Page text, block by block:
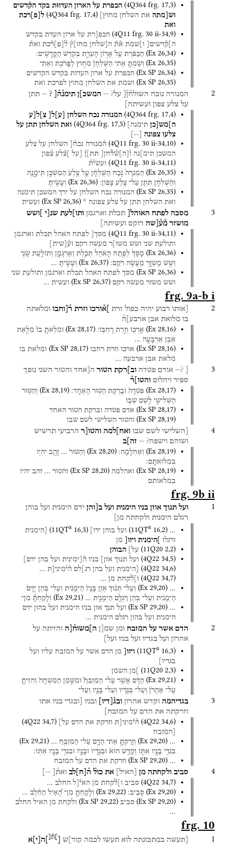
(4Q364 frg. 17,3) הכפרת על הארון העדוות בקד הק֯דשים
וש[מתה את השלחן מחוץ] (4Q364 frg. 17,4) ל פ רכת
ואת
(4Q11 frg. 30 ii-34,9) הכפ[רת על ארון העדת בקדש
ה]ק֯דשים[
ו]שמת א֯ת֯ ה[שלחן מחו]ץ֯ ל֯ פ ר֯כת ואת֯
(Ex 26,34) הַכַּפֹּ֔רֶת עַ֖ל אֲר֣וֹן הָעֵדֻ֑ת בְּקֹ֖דֶשׁ הַקֳּדָשִֽׁים׃
(Ex 26,35) וְשַׂמְתָּ֤ אֶת־ הַשֻּׁלְחָן֙ מִח֣וּץ לַפָּרֹ֔כֶת וְאֶת־
(Ex SP 26,34) הכפרת על ארון העדות בקדש הקדשים
(Ex SP 26,35) ושמת את השלחן מחוץ לפרכת ואת
2 המנורה נוכח השולח֯ן֯[ על? -- המשכ]ן תימנ֯ה֯[ ? -- תתן
על צלע צפון ועשיתה]
(4Q364 frg. 17,4) המנורה נכח השלחן ע ל[
צ]ל[ע
ה]מש[כן תימנה] (4Q364 frg. 17,5) ואת השלחן תתן על
צלעו צפונה --
(4Q11 frg. 30 ii-34,10) ה֯מנורה נכח֯[ השלחן על צלע
המשכן תימ]נה ו֯ ה ש֯ל֯חן[ תת]ן֯ [על ]צ֯לע צ֯פון
(4Q11 frg. 30 ii-34,11) ועשי֯ת֯
(Ex 26,35) הַמְּנֹרָה֙ נֹ֣כַח הַשֻּׁלְחָ֔ן עַ֛ל צֶ֥לַע הַמִּשְׁכָּ֖ן תֵּימָ֑נָה
וְהַ֨שֻּׁלְחָ֔ן תִּתֵּ֖ן עַל־ צֶ֥לַע צָפֽוֹן׃ (Ex 26,36) וְעָשִׂ֤יתָ
(Ex SP 26,35) המנורה נכח השלחן על ירך המשכן תימנה
ואת השלחן תתן על צלע צפונה *
(Ex SP 26,36) ועשית
3 מסכה לפתח האוהל[ תכלת וארגמן ותו]לעת שנ[י
]ושש
מושזר מ֯ע֯[שה רוקם ועשיתה]
(4Q11 frg. 30 ii-34,11) מסך[ לפתח האהל תכלת וארגמן
ותולעת שני ושש משז]ר מעשה רקם וע֯ שית
(Ex 26,36) מָסָךְ֙ לְפֶ֣תַח הָאֹ֔הֶל תְּכֵ֧לֶת וְאַרְגָּמָ֛ן וְתוֹלַ֥עַת שָׁנִ֖י
וְשֵׁ֣שׁ מָשְׁזָ֑ר מַעֲשֵׂ֖ה רֹקֵֽם׃ (Ex 26,37) וְעָשִׂ֣יתָ …
(Ex SP 26,36) מסך לפתח האהל תכלת וארגמן ותולעת שני
ושש משזר מעשה רקם (Ex SP 26,37) ועשית …
frg. 9a-b i
2 [אותו רבוע יהיה כפול זרת ]א֯ורכו וזרת ר֯[וחבו ומלאתה
בו מלואת אבן ארבע]ה֯
(Ex 28,16) אָרְכּ֖וֹ וְזֶ֥רֶת רָחְבּֽוֹ׃ (Ex 28,17) וּמִלֵּאתָ֥ בוֹ֙ מִלֻּ֣אַת
אֶ֔בֶן אַרְבָּעָ֖ה …
(Ex SP 28,16) ארכו וזרת רחבו (Ex SP 28,17) ומלאת בו
מלאת אבן ארבעה …
3
[ ?-- אודם פטדה וב]רקת הטור ה[אחד והטור השני נופך
ספיר ויהלום והטו]ר֯
(Ex 28,17) פִּטְדָה֙ וּבָרֶ֔קֶת הַטּ֖וּר הָאֶחָֽד׃ (Ex 28,19)
וְהַטּ֖וּר
הַשְּׁלִישִׁ֑י לֶ֥שֶׁם שְׁב֖וֹ
(Ex SP 28,17) אדם פטדה וברקת הטור האחד
(Ex SP 28,19) והטור השלישי לשם שבו
4 [השלישי לשם שבו ואח]למה והטו[ר הרביעי תרשיש
ושוהם וישפה? -- זה]ב
(Ex 28,19) וְאַחְלָֽמָה׃ (Ex 28,20) וְהַטּוּר֙ … זָהָ֛ב יִהְי֖וּ
בְּמִלּוּאֹתָֽם׃
(Ex SP 28,19) ואהלמה (Ex SP 28,20) והטור … זהב יהיו
במלאותם
frg. 9b ii
1 ועל תנוך אוזן בניו הימנית ועל ב[והן ידם הימנית ועל בוהן
רגלם הימנית ולקחתה מן]
…
(11QTa 16,2) ועל בוהן ידו] (11QTa 16,3)
[הימנית
ורגלו
]הימנית ויזו[ מן
(11Q20 2,2) על] הבוהן
(4Q22 34,5) ועל תנוך אזן] בניו ה֯[ימינית ועל בהן ידם]
(4Q22 34,6) [הימנית ועל בהן רג]לם ה֯י֯מיני[ת …
(4Q22 34,7) ו]ל֯קחת מן …
…
(Ex 29,20) וְעַל־ תְּנ֨וּךְ אֹ֤זֶן בָּנָיו֙ הַיְמָנִ֔ית וְעַל־ בֹּ֤הֶן יָדָם֙
הַיְמָנִ֔ית וְעַל־ בֹּ֥הֶן רַגְלָ֖ם הַיְמָנִ֑ית …
(Ex 29,21) וְלָקַחְתָּ֞ מִן־
…
(Ex SP 29,20) ועל תנך אזן בניו הימנית ועל בהון ידם
הימנית ועל בהון רגלם הימנית …
2 הדם אשר על המזבח ומן שמ[ן ה]משוח֯[ה והזיתה על
אהרון ועל בגדיו ועל בניו ועל]
(11QTa 16,3) ויזו[ מן הדם אשר על המזבח עליו ועל
בגדיו]
(11Q20 2,3) ]מן השמן
(Ex 29,21) הַדָּ֨ם אֲשֶׁ֥ר עַֽל־ הַמִּזְבֵּחַ֮ וּמִשֶּׁ֣מֶן הַמִּשְׁחָה֒ וְהִזֵּיתָ֤
עַֽל־ אַהֲרֹן֙ וְעַל־ בְּגָדָ֔יו וְעַל־ בָּנָ֛יו וְעַל־
3 בגדיהמה וקדש אהרון ובג֯ דיו ובניו [ובגדי בניו אתו
וזרקתה את הדם על המזבח]
(4Q22 34,6) ה֯י֯מיני[ת וזרקת את הדם על] (4Q22 34,7)
[המזבח
…
(Ex 29,20) וְזָרַקְתָּ֧ אֶת־ הַדָּ֛ם עַל־ הַמִּזְבֵּ֖חַ …
(Ex 29,21)
בִּגְדֵ֥י בָנָ֖יו אִתּ֑וֹ וְקָדַ֥שׁ הוּא֙ וּבְגָדָ֔יו וּבָנָ֛יו וּבִגְדֵ֥י בָנָ֖יו אִתּֽוֹ׃
…
(Ex SP 29,20) וזרקת את הדם על המזבח
4 סביב ולקחתה מן האיל את כול֯ ה֯ ח לב ואת֯[ --]
(4Q22 34,7) סביב ו]ל֯קחת מן האי֯[ל החלב …
(Ex 29,20) סָבִֽיב׃ (Ex 29,22) וְלָקַחְתָּ֣ מִן־ הָ֠אַיִל הַחֵ֨לֶב …
(Ex SP 29,20) סביב (Ex SP 29,22) ולקחת מן האיל החלב
…
frg. 10
1 [תעשה במתכונתה לוא תעשו לכמה קוד]ש ת֯ ה י א